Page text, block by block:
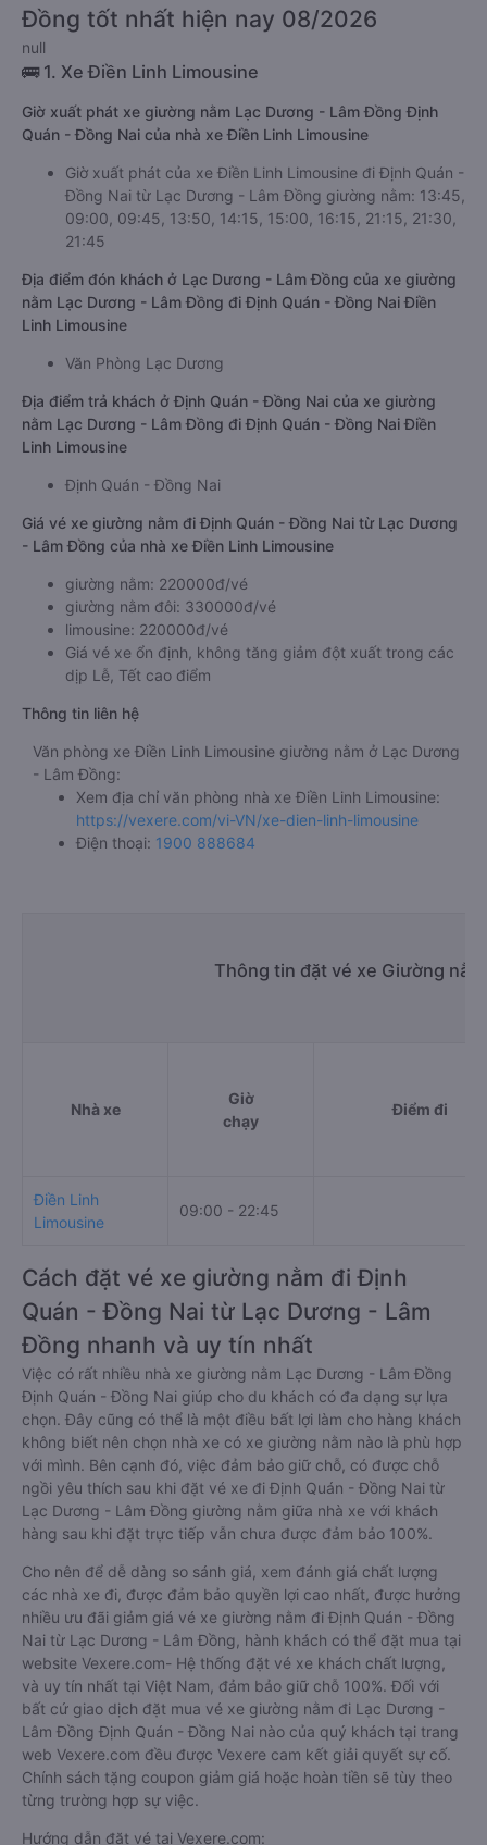
Đồng tốt nhất hiện nay 08/2026
null
🚌 1. Xe Điền Linh Limousine
Giờ xuất phát xe giường nằm Lạc Dương - Lâm Đồng Định
Quán - Đồng Nai của nhà xe Điền Linh Limousine
Giờ xuất phát của xe Điền Linh Limousine đi Định Quán -
Đồng Nai từ Lạc Dương - Lâm Đồng giường nằm: 13:45,
09:00, 09:45, 13:50, 14:15, 15:00, 16:15, 21:15, 21:30,
21:45
Địa điểm đón khách ở Lạc Dương - Lâm Đồng của xe giường
nằm Lạc Dương - Lâm Đồng đi Định Quán - Đồng Nai Điền
Linh Limousine
Văn Phòng Lạc Dương
Địa điểm trả khách ở Định Quán - Đồng Nai của xe giường
nằm Lạc Dương - Lâm Đồng đi Định Quán - Đồng Nai Điền
Linh Limousine
Định Quán - Đồng Nai
Giá vé xe giường nằm đi Định Quán - Đồng Nai từ Lạc Dương
- Lâm Đồng của nhà xe Điền Linh Limousine
giường nằm: 220000đ/vé
giường nằm đôi: 330000đ/vé
limousine: 220000đ/vé
Giá vé xe ổn định, không tăng giảm đột xuất trong các
dịp Lễ, Tết cao điểm
Thông tin liên hệ
Văn phòng xe Điền Linh Limousine giường nằm ở Lạc Dương
- Lâm Đồng:
Xem địa chỉ văn phòng nhà xe Điền Linh Limousine:
https://vexere.com/vi-VN/xe-dien-linh-limousine
Điện thoại: 1900 888684
Thông tin đặt vé xe Giường
Nhà xe
Giờ
chạy
Điểm đi
Điền Linh
Limousine
09:00 - 22:45
Cách đặt vé xe giường nằm đi Định
Quán - Đồng Nai từ Lạc Dương - Lâm
Đồng nhanh và uy tín nhất
Việc có rất nhiều nhà xe giường nằm Lạc Dương - Lâm Đồng
Định Quán - Đồng Nai giúp cho du khách có đa dạng sự lựa
chọn. Đây cũng có thể là một điều bất lợi làm cho hàng khách
không biết nên chọn nhà xe có xe giường nằm nào là phù hợp
với mình. Bên cạnh đó, việc đảm bảo giữ chỗ, có được chỗ
ngồi yêu thích sau khi đặt vé xe đi Định Quán - Đồng Nai từ
Lạc Dương - Lâm Đồng giường nằm giữa nhà xe với khách
hàng sau khi đặt trực tiếp vẫn chưa được đảm bảo 100%.
Cho nên để dễ dàng so sánh giá, xem đánh giá chất lượng
các nhà xe đi, được đảm bảo quyền lợi cao nhất, được hưởng
nhiều ưu đãi giảm giá vé xe giường nằm đi Định Quán - Đồng
Nai từ Lạc Dương - Lâm Đồng, hành khách có thể đặt mua tại
website Vexere.com- Hệ thống đặt vé xe khách chất lượng,
và uy tín nhất tại Việt Nam, đảm bảo giữ chỗ 100%. Đối với
bất cứ giao dịch đặt mua vé xe giường nằm đi Lạc Dương -
Lâm Đồng Định Quán - Đồng Nai nào của quý khách tại trang
web Vexere.com đều được Vexere cam kết giải quyết sự cố.
Chính sách tặng coupon giảm giá hoặc hoàn tiền sẽ tùy theo
từng trường hợp sự việc.
Hướng dẫn đặt vé tại Vexere.com: